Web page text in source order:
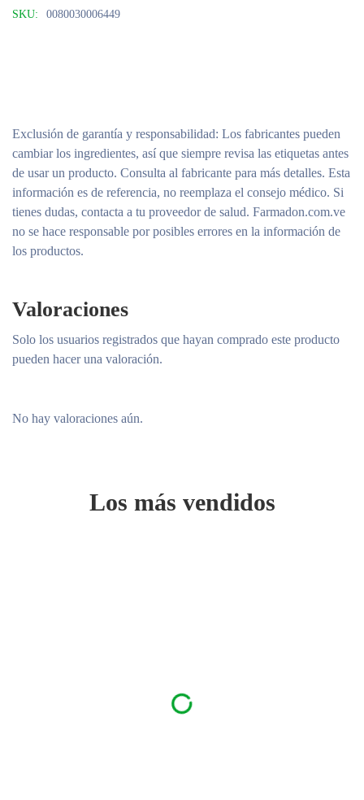
SKU:
0080030006449
Exclusión de garantía y responsabilidad: Los fabricantes pueden
cambiar los ingredientes, así que siempre revisa las etiquetas antes
de usar un producto. Consulta al fabricante para más detalles. Esta
información es de referencia, no reemplaza el consejo médico. Si
tienes dudas, contacta a tu proveedor de salud. Farmadon.com.ve
no se hace responsable por posibles errores en la información de
los productos.
Valoraciones
No hay valoraciones aún.
Solo los usuarios registrados que hayan comprado este producto
pueden hacer una valoración.
Los más vendidos